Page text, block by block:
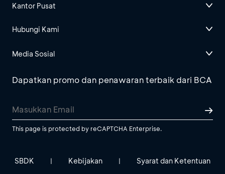
Kantor Pusat
Hubungi Kami
Media Sosial
Dapatkan promo dan penawaran terbaik dari BCA
This page is protected by reCAPTCHA Enterprise.
SBDK | Kebijakan | Syarat dan Ketentuan